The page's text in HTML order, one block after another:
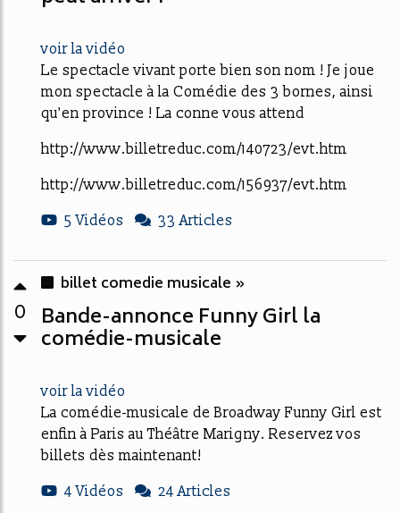
voir la vidéo
Le spectacle vivant porte bien son nom ! Je joue
mon spectacle à la Comédie des 3 bornes, ainsi
qu'en province ! La conne vous attend
http://www.billetreduc.com/140723/evt.htm
http://www.billetreduc.com/156937/evt.htm
5 Vidéos
33 Articles
0
billet comedie musicale »
Bande-annonce Funny Girl la
comédie-musicale
voir la vidéo
La comédie-musicale de Broadway Funny Girl est
enfin à Paris au Théâtre Marigny. Reservez vos
billets dès maintenant!
4 Vidéos
24 Articles